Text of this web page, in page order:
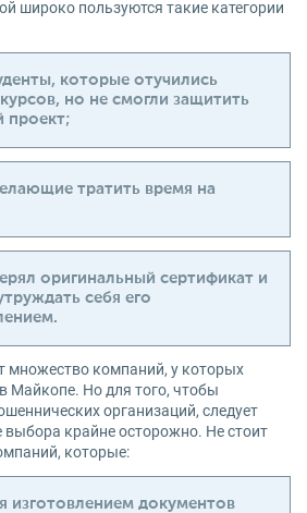
широко пользуются такие категории
которые отучились
но не смогли защитить
проект;
тратить время на
оригинальный сертификат и
себя его
множество компаний, у которых
Майкопе. Но для того, чтобы
организаций, следует
выбора крайне осторожно. Не стоит
которые:
изготовлением документов